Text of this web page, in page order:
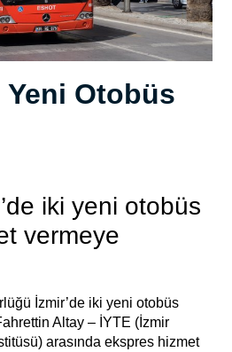
Otobüs
iki yeni otobüs
vermeye
İzmir’de iki yeni otobüs
Altay – İYTE (İzmir
arasında ekspres hizmet